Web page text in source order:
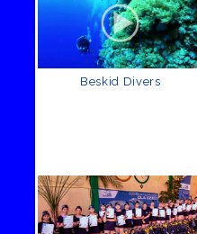
Beskid Divers